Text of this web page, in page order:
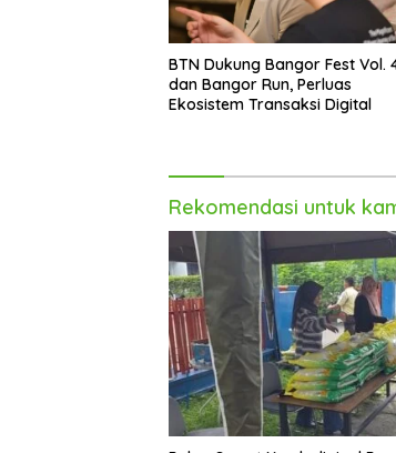
BTN Dukung Bangor Fest Vol.
dan Bangor Run, Perluas
Ekosistem Transaksi Digital
Rekomendasi untuk